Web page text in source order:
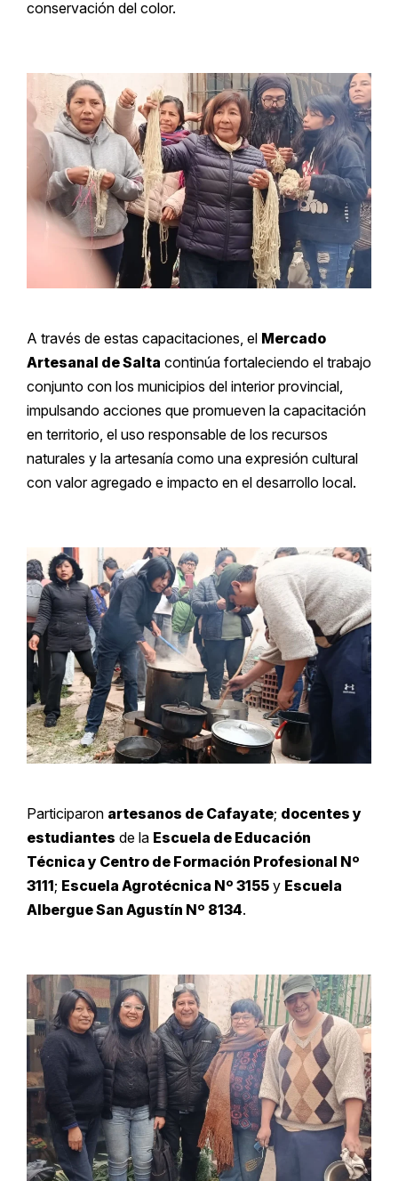
conservación del color.
A través de estas capacitaciones, el Mercado
Artesanal de Salta continúa fortaleciendo el trabajo
conjunto con los municipios del interior provincial,
impulsando acciones que promueven la capacitación
en territorio, el uso responsable de los recursos
naturales y la artesanía como una expresión cultural
con valor agregado e impacto en el desarrollo local.
Participaron artesanos de Cafayate; docentes y
estudiantes de la Escuela de Educación
Técnica y Centro de Formación Profesional Nº
3111; Escuela Agrotécnica Nº 3155 y Escuela
Albergue San Agustín Nº 8134.